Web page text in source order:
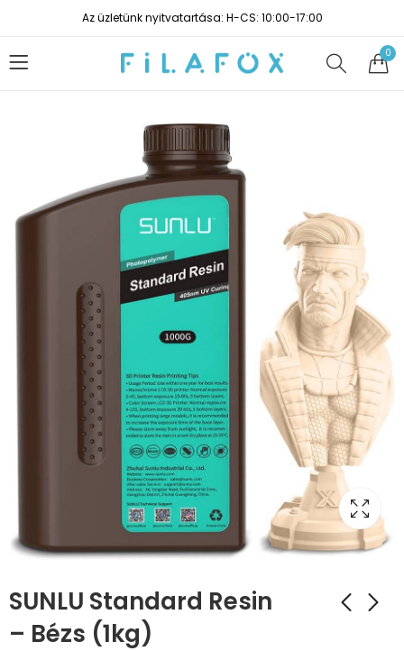
Az üzletünk nyitvatartása: H-CS: 10:00-17:00
0
SUNLU Standard Resin
– Bézs (1kg)